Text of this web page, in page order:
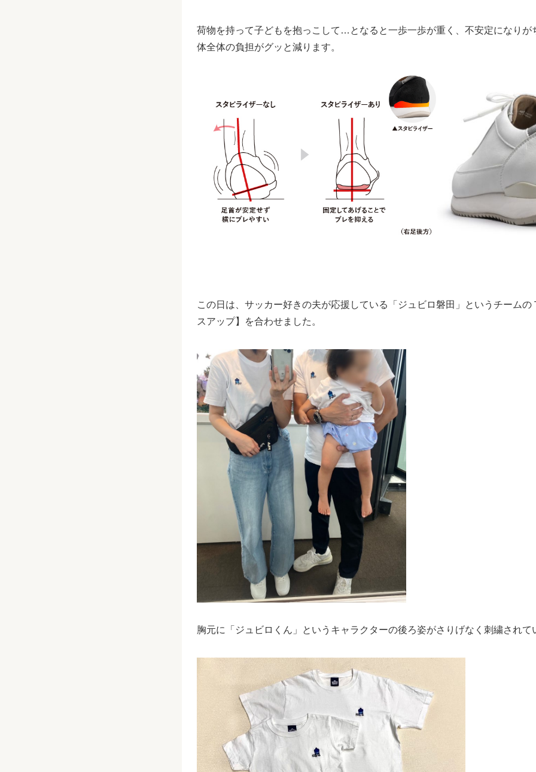
荷物を持って子どもを抱っこして … となると一歩一歩が重く、不安定になり
体全体の負担がグッと減ります。
この日は、サッカー好きの夫が応援している「ジュビロ磐田」というチーム
スアップ】を合わせました。
胸元に「ジュビロくん」というキャラクターの後ろ姿がさりげなく刺繍されて